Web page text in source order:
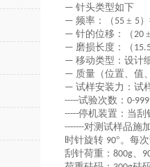
— 针头类型如下
— 频率：（ 55 ± 5
— 针的位移：（20
— 磨损长度：（
— 移动类型：设计
— 质量（位置、值
— 试样安装力：试
-----试验次数 ： 0-
-----停机装置 ： 当刮
-------对测试样品施
时针旋转 90°。每
刮针荷重 ： 800g、